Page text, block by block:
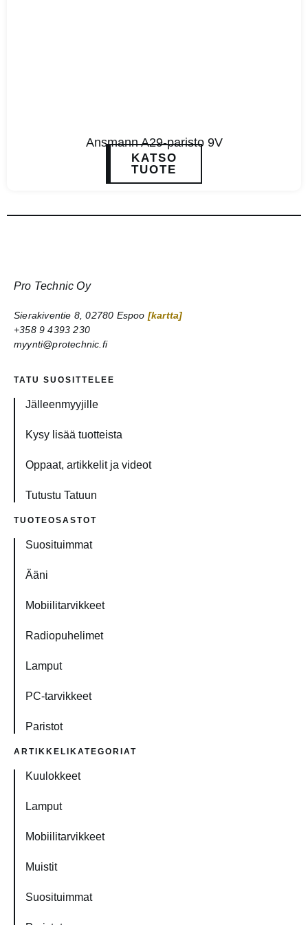
Ansmann A29-paristo 9V
KATSO
TUOTE
Pro Technic Oy
Sierakiventie 8, 02780 Espoo [kartta]
+358 9 4393 230
myynti@protechnic.fi
TATU SUOSITTELEE
Jälleenmyyjille
Kysy lisää tuotteista
Oppaat, artikkelit ja videot
Tutustu Tatuun
TUOTEOSASTOT
Suosituimmat
Ääni
Mobiilitarvikkeet
Radiopuhelimet
Lamput
PC-tarvikkeet
Paristot
ARTIKKELIKATEGORIAT
Kuulokkeet
Lamput
Mobiilitarvikkeet
Muistit
Suosituimmat